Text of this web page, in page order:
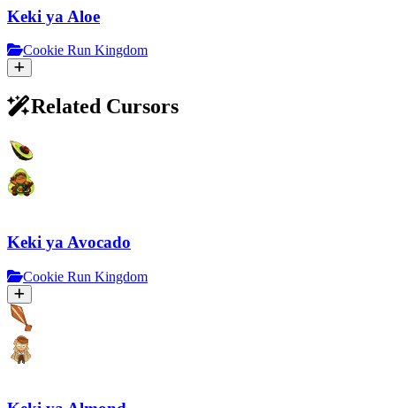
Keki ya Aloe
Cookie Run Kingdom
Related Cursors
Keki ya Avocado
Cookie Run Kingdom